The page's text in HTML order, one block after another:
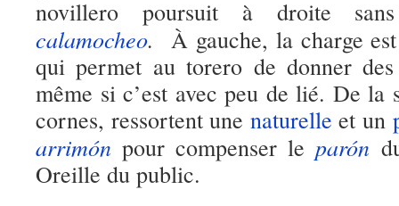
novillero poursuit à droite
calamocheo.
À gauche, la charge
qui permet au torero de donner
même si c’est avec peu de lié. De la
cornes, ressortent une naturelle et un
arrimón pour compenser leparón
Oreille du public.